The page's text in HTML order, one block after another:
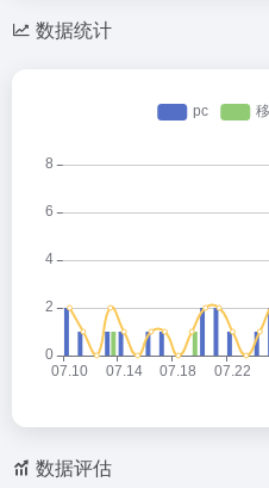
数据统计
数据评估